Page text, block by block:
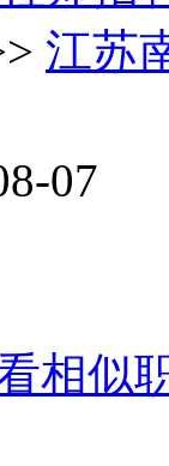
江苏
07
相似